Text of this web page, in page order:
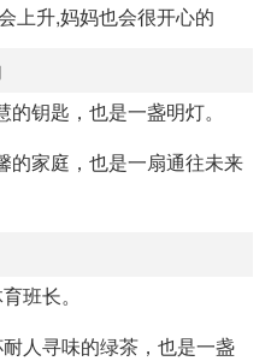
上升,妈妈也会很开心的
钥匙，也是一盏明灯。
的家庭，也是一扇通往未来
班长。
人寻味的绿茶，也是一盏